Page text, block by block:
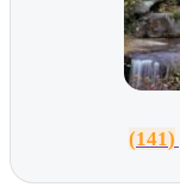
(141)